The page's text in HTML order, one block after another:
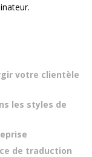
votre clientèle
les styles de
de traduction